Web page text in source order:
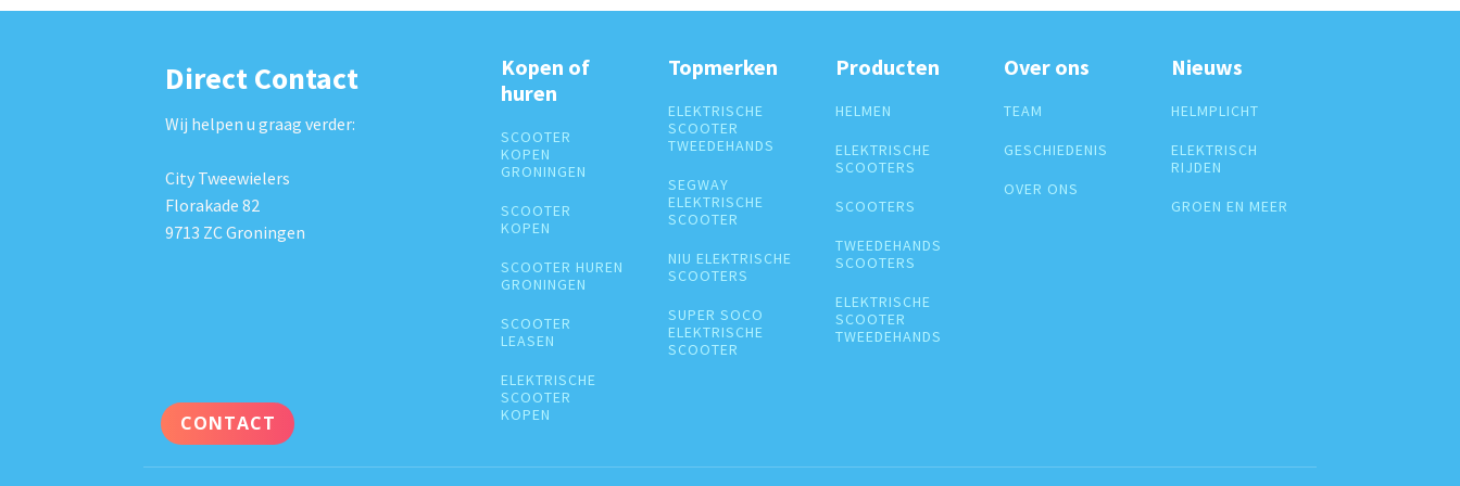
Direct Contact
Wij helpen u graag verder:
City Tweewielers
Florakade 82
9713 ZC Groningen
CONTACT
Kopen of
huren
SCOOTER
KOPEN
GRONINGEN
SCOOTER
KOPEN
SCOOTER HUREN
GRONINGEN
SCOOTER
LEASEN
ELEKTRISCHE
SCOOTER
KOPEN
Topmerken
ELEKTRISCHE
SCOOTER
TWEEDEHANDS
SEGWAY
ELEKTRISCHE
SCOOTER
NIU ELEKTRISCHE
SCOOTERS
SUPER SOCO
ELEKTRISCHE
SCOOTER
Producten
HELMEN
ELEKTRISCHE
SCOOTERS
SCOOTERS
TWEEDEHANDS
SCOOTERS
ELEKTRISCHE
SCOOTER
TWEEDEHANDS
Over ons
TEAM
GESCHIEDENIS
OVER ONS
Nieuws
HELMPLICHT
ELEKTRISCH
RIJDEN
GROEN EN MEER